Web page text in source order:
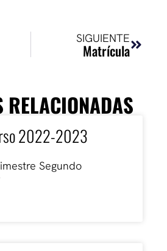
SIGUIENTE
Matrícula
RELACIONADAS
2022-2023
Segundo